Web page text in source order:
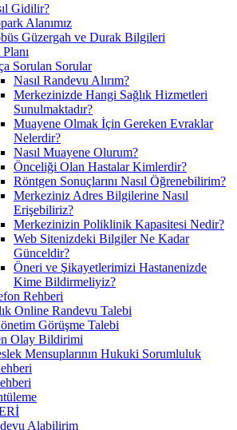
Gidilir?
Alanımız
Güzergah ve Durak Bilgileri
Sorulan Sorular
Nasıl Randevu Alırım?
Merkezinizde Hangi Sağlık Hizmetleri
Sunulmaktadır?
Muayene Olmak İçin Gereken Evraklar
Nelerdir?
Nasıl Muayene Olurum?
Önceliği Olan Hastalar Kimlerdir?
Röntgen Sonuçlarını Nasıl Öğrenebilirim?
Merkeziniz Adres Bilgilerine Nasıl
Erişebiliriz?
Merkezinizin Poliklinik Kapasitesi Nedir?
Web Sitenizdeki Bilgiler Ne Kadar
Günceldir?
Öneri ve Şikayetlerimizi Hastanenizde
Kime Bildirmeliyiz?
Rehberi
Online Randevu Talebi
Görüşme Talebi
Olay Bildirimi
Mensuplarının Hukuki Sorumluluk
Alabilirim